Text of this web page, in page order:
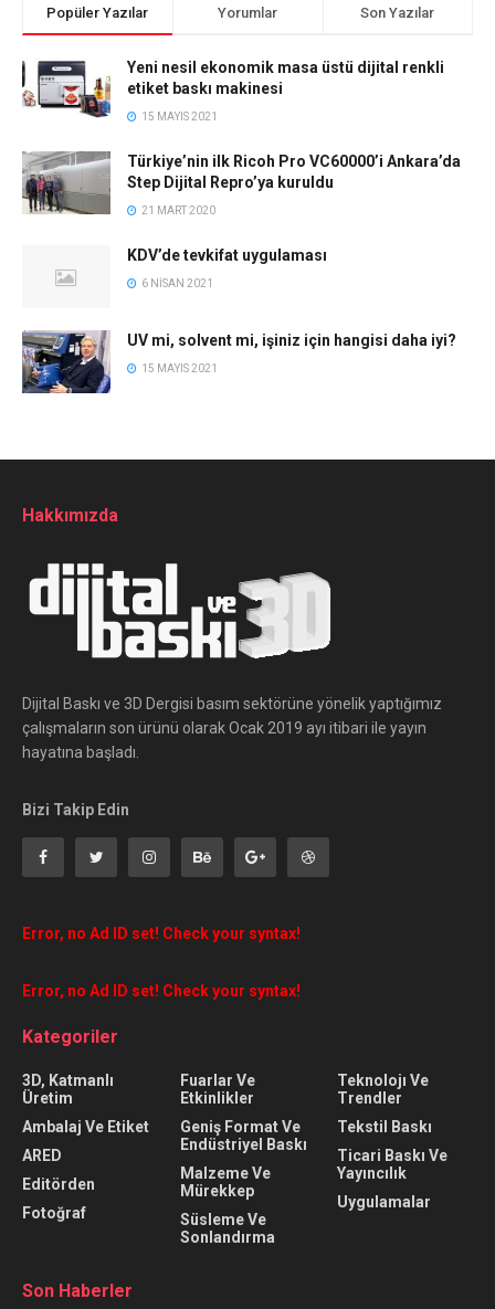
Popüler Yazılar Yorumlar Son Yazılar
Yeni nesil ekonomik masa üstü dijital renkli
etiket baskı makinesi
15 MAYIS 2021
Türkiye’nin ilk Ricoh Pro VC60000’i Ankara’da
Step Dijital Repro’ya kuruldu
21 MART 2020
KDV’de tevkifat uygulaması
6 NISAN 2021
UV mi, solvent mi, işiniz için hangisi daha iyi?
15 MAYIS 2021
Hakkımızda
Dijital Baskı ve 3D Dergisi basım sektörüne yönelik yaptığımız
çalışmaların son ürünü olarak Ocak 2019 ayı itibari ile yayın
hayatına başladı.
Bizi Takip Edin
Error, no Ad ID set! Check your syntax!
Error, no Ad ID set! Check your syntax!
Kategoriler
3D, Katmanlı
Üretim
Ambalaj Ve Etiket
ARED
Editörden
Fotoğraf
Fuarlar Ve
Etkinlikler
Geniş Format Ve
Endüstriyel Baskı
Malzeme Ve
Mürekkep
Süsleme Ve
Sonlandırma
Teknolojı Ve
Trendler
Tekstil Baskı
Ticari Baskı Ve
Yayıncılık
Uygulamalar
Son Haberler